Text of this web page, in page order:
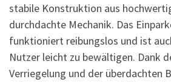
stabile Konstruktion aus
durchdachte Mechanik. Das
funktioniert reibungslos und ist
Nutzer leicht zu bewältigen. Dank
Verriegelung und der überdachten